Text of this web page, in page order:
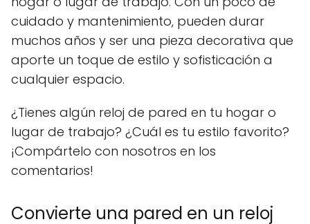
cuidado y mantenimiento, pueden durar
muchos años y ser una pieza decorativa que
aporte un toque de estilo y sofisticación a
cualquier espacio.
¿Tienes algún reloj de pared en tu hogar o
lugar de trabajo? ¿Cuál es tu estilo favorito?
¡Compártelo con nosotros en los
comentarios!
Convierte una pared en un reloj